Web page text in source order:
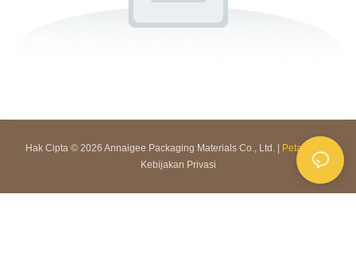
Hak Cipta © 2026 Annaigee Packaging Materials Co., Ltd. | Peta Situs
Kebijakan Privasi